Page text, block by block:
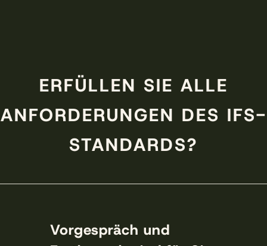
ERFÜLLEN SIE ALLE
ANFORDERUNGEN DES IFS-
STANDARDS?
Vorgespräch und